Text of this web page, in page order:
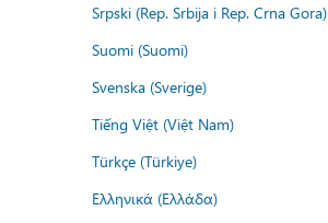
Srpski (Rep. Srbija i Rep. Crna Gora)
Suomi (Suomi)
Svenska (Sverige)
Tiếng Việt (Việt Nam)
Türkçe (Türkiye)
Ελληνικά (Ελλάδα)